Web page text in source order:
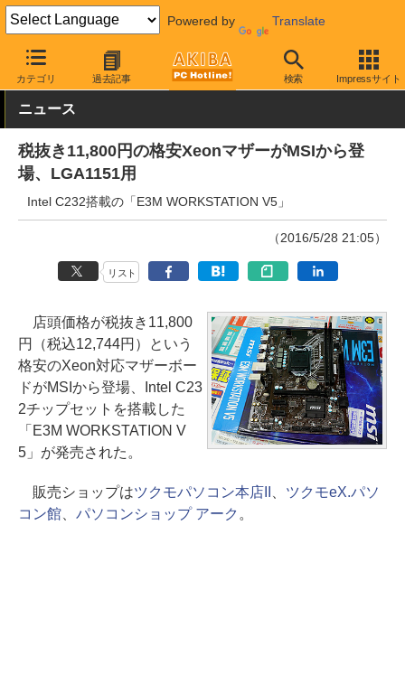
Powered by Translate
カテゴリ 過去記事 検索 Impressサイト
AKIBA PC Hotline! PCパーツ マザーボード MSI
ニュース
税抜き11,800円の格安XeonマザーがMSIから登
場、LGA1151用
Intel C232搭載の「E3M WORKSTATION V5」
（2016/5/28 21:05）
リスト
店頭価格が税抜き11,800
円（税込12,744円）という
格安のXeon対応マザーボー
ドがMSIから登場、Intel C23
2チップセットを搭載した
「E3M WORKSTATION V
5」が発売された。
販売ショップはツクモパソコン本店II
ツクモeX.パソ
コン館、 パソコンショップ アーク 。